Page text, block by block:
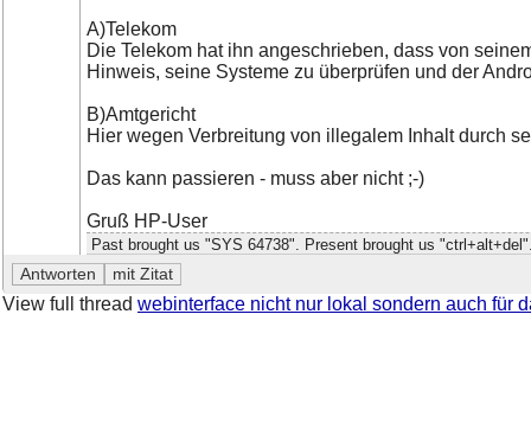
A)Telekom
Die Telekom hat ihn angeschrieben, dass von
Hinweis, seine Systeme zu überprüfen und der
B)Amtgericht
Hier wegen Verbreitung von illegalem Inhalt durch
Das kann passieren - muss aber nicht ;-)
Gruß HP-User
Past brought us "SYS 64738". Present brought us
View full thread webinterface nicht nur lokal sondern auch für